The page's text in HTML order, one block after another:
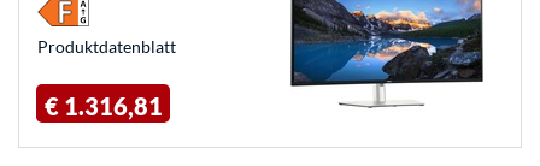
Produkt­datenblatt
€ 1.316,81